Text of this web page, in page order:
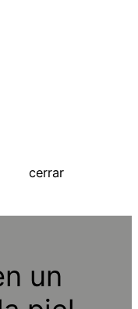
cerrar
un